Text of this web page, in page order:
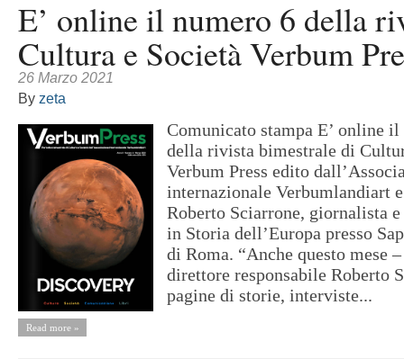
E’ online il numero 6 della
Cultura e Società Verbum
26 Marzo 2021
By zeta
Comunicato stampa E’ online il
della rivista bimestrale di
Verbum Press edito
internazionale Verbumlandiart
Roberto Sciarrone, giornalista
in Storia dell’Europa presso
di Roma. “Anche questo mese
direttore responsabile Roberto
pagine di storie, interviste...
Read more »